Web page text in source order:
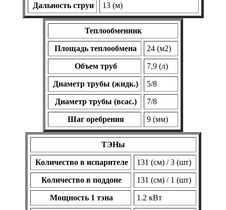
Дальность струи 13 (м)
Теплообменник
Площадь теплообмена 24 (м2)
Объем труб 7,9 (л)
Диаметр трубы (жидк.) 5/8
Диаметр трубы (всас.) 7/8
Шаг оребрения 9 (мм)
ТЭНы
Количество в испарителе 131 (см) / 3 (шт)
Количество в поддоне 131 (см) / 1 (шт)
Мощность 1 тэна 1.2 кВт